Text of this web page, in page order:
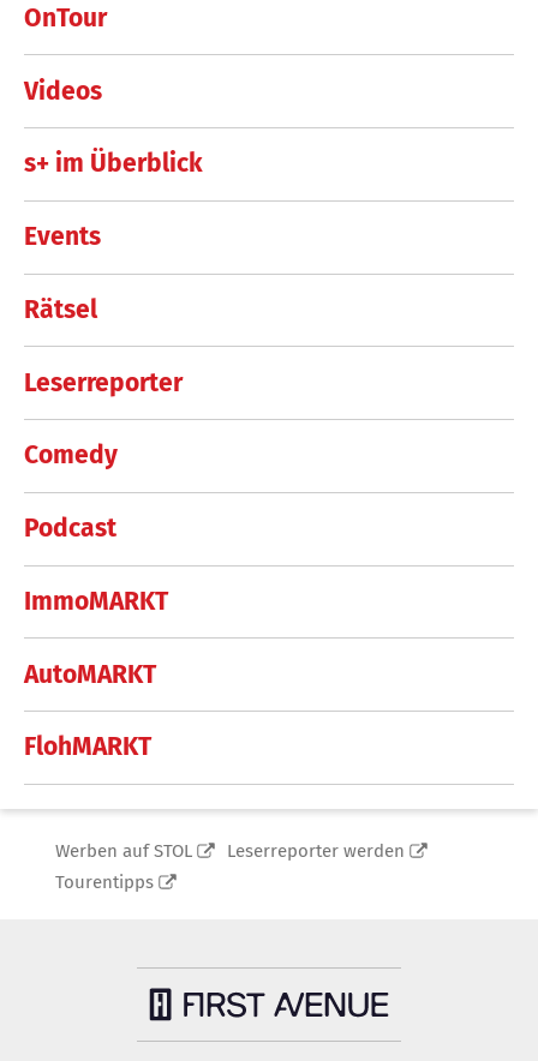
OnTour
Videos
s+ im Überblick
Events
Rätsel
Leserreporter
Comedy
Podcast
ImmoMARKT
AutoMARKT
FlohMARKT
Werben auf STOL
Leserreporter werden
Tourentipps